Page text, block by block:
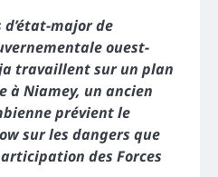
major de
ouest-
travaillent sur un plan
à Niamey, un ancien
prévient le
sur les dangers que
des Forces